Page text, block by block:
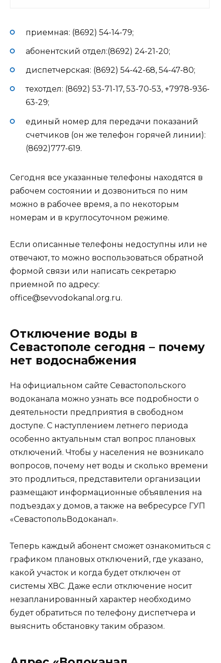
приемная: (8692) 54-14-79;
абонентский отдел:(8692) 24-21-20;
диспетчерская: (8692) 54-42-68, 54-47-80;
техотдел: (8692) 53-71-17, 53-70-53, +7978-936-
63-29;
единый номер для передачи показаний
счетчиков (он же телефон горячей линии):
(8692)777-619.
Сегодня все указанные телефоны находятся в
рабочем состоянии и дозвониться по ним
можно в рабочее время, а по некоторым
номерам и в круглосуточном режиме.
Если описанные телефоны недоступны или не
отвечают, то можно воспользоваться обратной
формой связи или написать секретарю
приемной по адресу:
office@sevvodokanal.org.ru.
Отключение воды в
Севастополе сегодня – почему
нет водоснабжения
На официальном сайте Севастопольского
водоканала можно узнать все подробности о
деятельности предприятия в свободном
доступе. С наступлением летнего периода
особенно актуальным стал вопрос плановых
отключений. Чтобы у населения не возникало
вопросов, почему нет воды и сколько времени
это продлиться, представители организации
размещают информационные объявления на
подъездах у домов, а также на вебресурсе ГУП
«СевастопольВодоканал».
Теперь каждый абонент сможет ознакомиться с
графиком плановых отключений, где указано,
какой участок и когда будет отключен от
системы ХВС. Даже если отключение носит
незапланированный характер необходимо
будет обратиться по телефону диспетчера и
выяснить обстановку таким образом.